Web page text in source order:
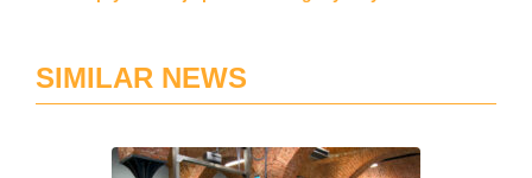
SIMILAR NEWS